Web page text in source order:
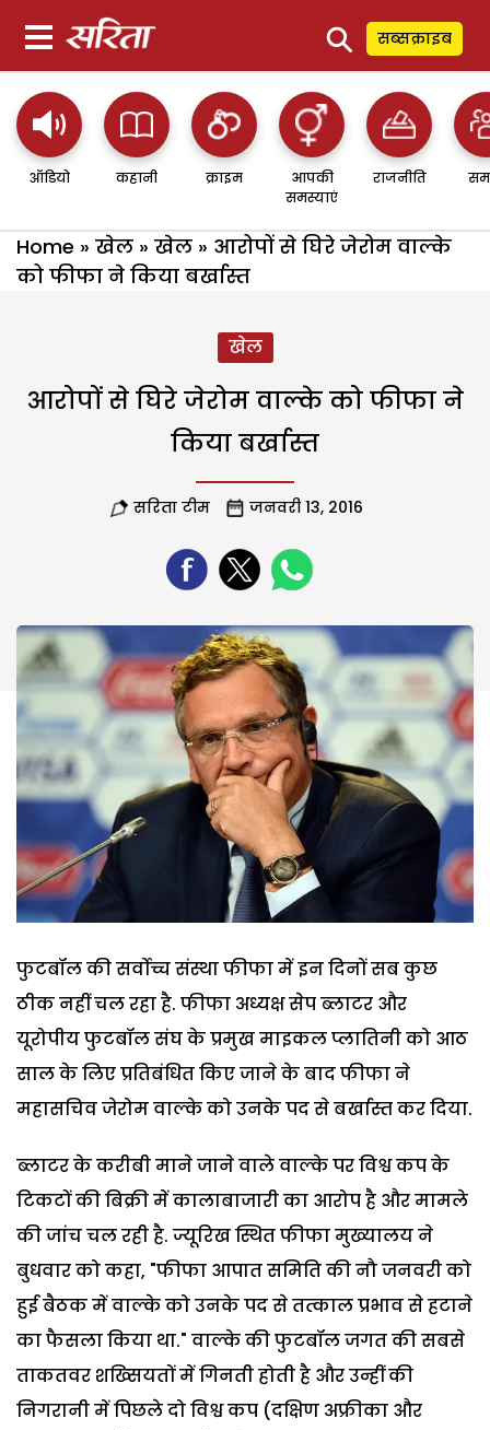
⚲ सब्सक्राइब
ऑडियो कहानी क्राइम
आपकी
समस्याएं
राजनीति
Home » खेल » खेल » आरोपों से घिरे जेरोम वाल्के
को फीफा ने किया बर्खास्त
खेल
आरोपों से घिरे जेरोम वाल्के को फीफा ने
किया बर्खास्त
सरिता टीम जनवरी 13, 2016
फुटबॉल की सर्वोच्च संस्था फीफा में इन दिनों सब कुछ
ठीक नहीं चल रहा है. फीफा अध्यक्ष सेप ब्लाटर और
यूरोपीय फुटबॉल संघ के प्रमुख माइकल प्लातिनी को आठ
साल के लिए प्रतिबंधित किए जाने के बाद फीफा ने
महासचिव जेरोम वाल्के को उनके पद से बर्खास्त कर दिया.
ब्लाटर के करीबी माने जाने वाले वाल्के पर विश्व कप के
टिकटों की बिक्री में कालाबाजारी का आरोप है और मामले
की जांच चल रही है. ज्यूरिख स्थित फीफा मुख्यालय ने
बुधवार को कहा, "फीफा आपात समिति की नौ जनवरी को
हुई बैठक में वाल्के को उनके पद से तत्काल प्रभाव से हटाने
का फैसला किया था." वाल्के की फुटबॉल जगत की सबसे
ताकतवर शख्सियतों में गिनती होती है और उन्हीं की
निगरानी में पिछले दो विश्व कप (दक्षिण अफ्रीका और